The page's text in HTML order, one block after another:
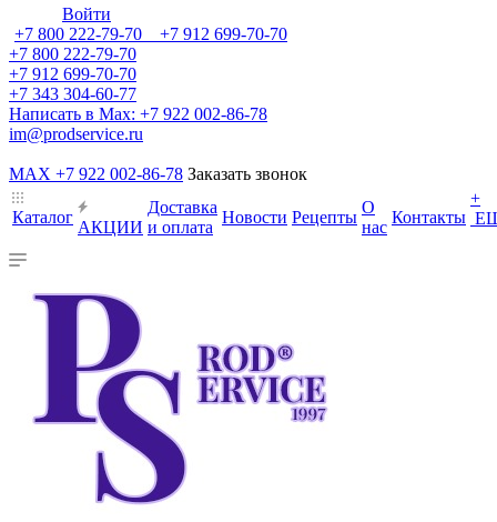
Войти
+7 800 222-79-70 +7 912 699-70-70
+7 800 222-79-70
+7 912 699-70-70
+7 343 304-60-77
Написать в Max: +7 922 002-86-78
im@prodservice.ru
MAX +7 922 002-86-78 Заказать звонок
Каталог
АКЦИИ
Доставка
и оплата
Новости Рецепты
О
нас
Контакты
+